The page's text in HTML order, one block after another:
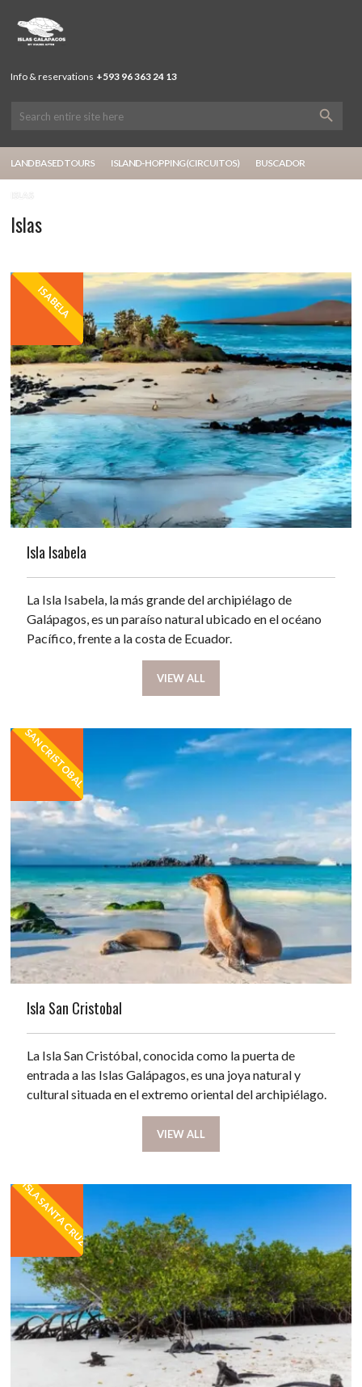
Info & reservations +593 96 363 24 13
LAND BASED TOURS ISLAND-HOPPING (CIRCUITOS) BUSCADOR
ISLAS
Islas
ISABELA
Isla Isabela
La Isla Isabela, la más grande del archipiélago de
Galápagos, es un paraíso natural ubicado en el océano
Pacífico, frente a la costa de Ecuador.
VIEW ALL
SAN CRISTOBAL
Isla San Cristobal
La Isla San Cristóbal, conocida como la puerta de
entrada a las Islas Galápagos, es una joya natural y
cultural situada en el extremo oriental del archipiélago.
VIEW ALL
ISLA SANTA CRUZ